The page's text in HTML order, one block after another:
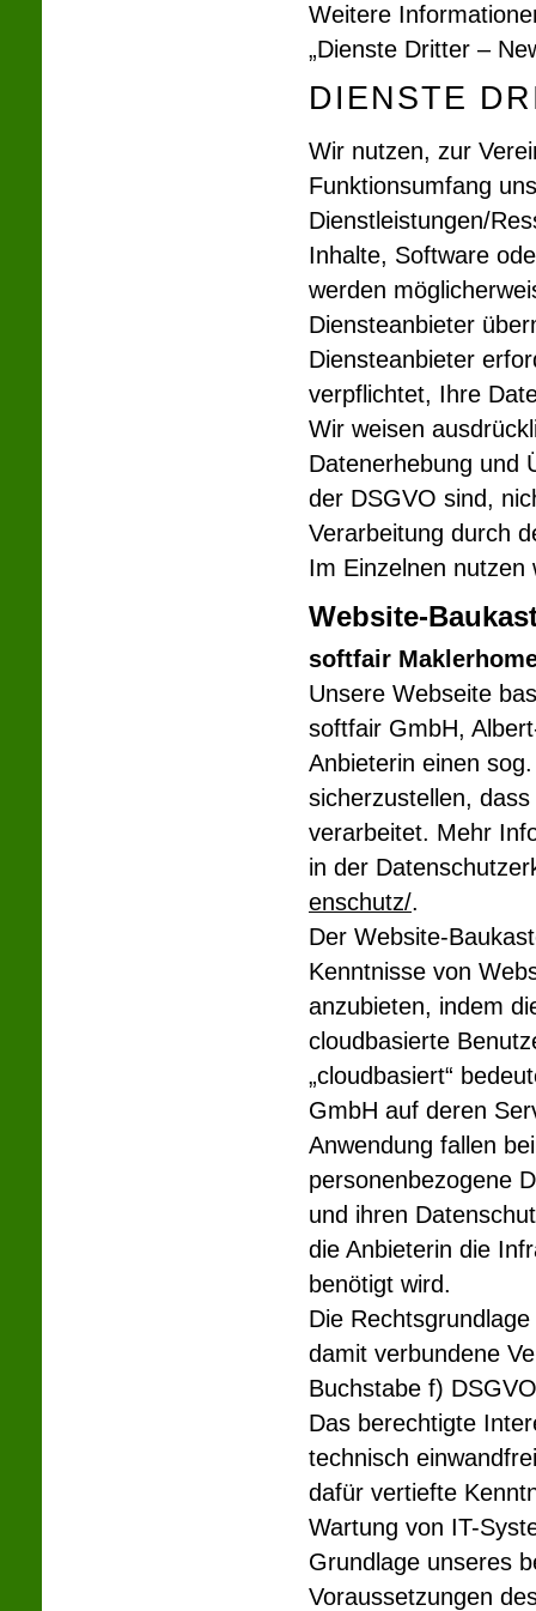
Weitere
„Dienste Dritter –
DIENSTE
Wir nutzen, zur
Funktionsumfang
Dienstleistungen/
Inhalte, Software
werden
Diensteanbieter
Diensteanbieter
verpflichtet, Ihre
Wir weisen
Datenerhebung und
der DSGVO sind,
Verarbeitung durch
Im Einzelnen nutzen
Website-
softfair
Unsere Webseite
softfair GmbH,
Anbieterin einen
sicherzustellen,
verarbeitet. Mehr
in der
enschutz/.
Der Website-
Kenntnisse von
anzubieten, indem
cloudbasierte
„cloudbasiert“
GmbH auf deren
Anwendung fallen
personenbezogene
und ihren
die Anbieterin die
benötigt wird.
Die
damit verbundene
Buchstabe f)
Das berechtigte
technisch
dafür vertiefte
Wartung von IT-
Grundlage unseres
Voraussetzungen